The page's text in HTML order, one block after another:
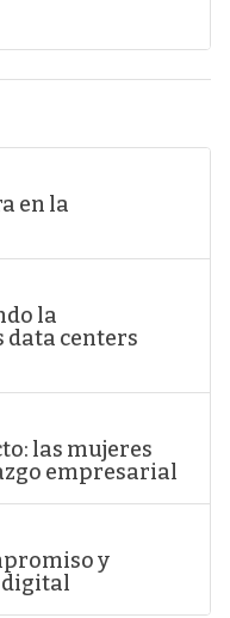
en la
la
data centers
las mujeres
empresarial
y